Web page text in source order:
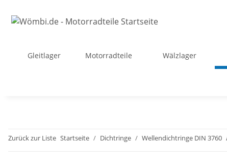
Gleitlager Motorradteile Wälzlager
Zurück zur Liste Startseite Dichtringe Wellendichtringe DIN 3760